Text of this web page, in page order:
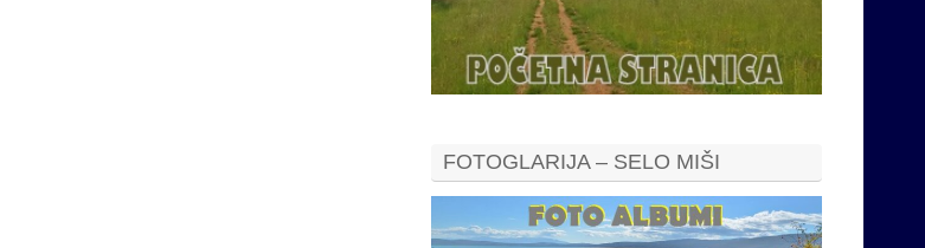
FOTOGLARIJA – SELO MIŠI